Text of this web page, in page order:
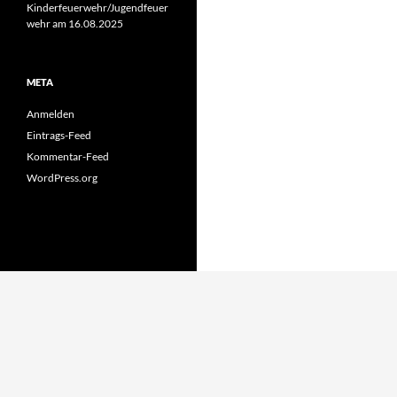
Kinderfeuerwehr/Jugendfeuer
wehr am 16.08.2025
META
Anmelden
Eintrags-Feed
Kommentar-Feed
WordPress.org